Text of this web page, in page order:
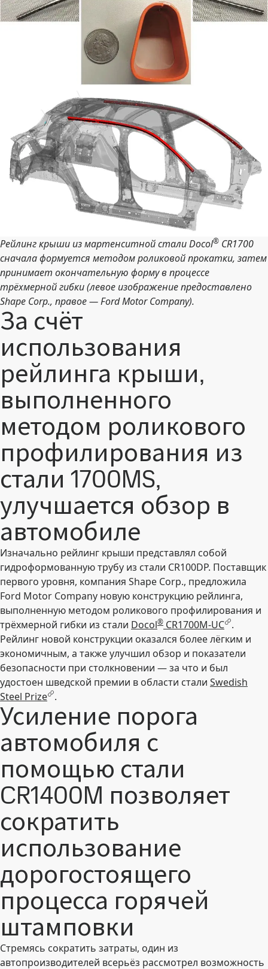
Рейлинг крыши из мартенситной стали Docol® CR1700
сначала формуется методом роликовой прокатки, затем
принимает окончательную форму в процессе
трёхмерной гибки (левое изображение предоставлено
Shape Corp., правое — Ford Motor Company).
За счёт
использования
рейлинга крыши,
выполненного
методом роликового
профилирования из
стали 1700MS,
улучшается обзор в
автомобиле
Изначально рейлинг крыши представлял собой
гидроформованную трубу из стали CR100DP. Поставщик
первого уровня, компания Shape Corp., предложила
Ford Motor Company новую конструкцию рейлинга,
выполненную методом роликового профилирования и
трёхмерной гибки из стали Docol® CR1700M-UC .
Рейлинг новой конструкции оказался более лёгким и
экономичным, а также улучшил обзор и показатели
безопасности при столкновении — за что и был
удостоен шведской премии в области стали Swedish
Steel Prize .
Усиление порога
автомобиля с
помощью стали
CR1400M позволяет
сократить
использование
дорогостоящего
процесса горячей
штамповки
Стремясь сократить затраты, один из
автопроизводителей всерьёз рассмотрел возможность